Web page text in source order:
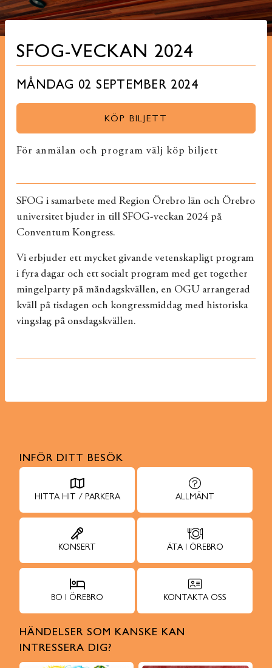
SFOG-VECKAN 2024
MÅNDAG 02 SEPTEMBER 2024
KÖP BILJETT
För anmälan och program välj köp biljett
SFOG i samarbete med Region Örebro län och Örebro
universitet bjuder in till SFOG-veckan 2024 på
Conventum Kongress.
Vi erbjuder ett mycket givande vetenskapligt program
i fyra dagar och ett socialt program med get together
mingelparty på måndagskvällen, en OGU arrangerad
kväll på tisdagen och kongressmiddag med historiska
vingslag på onsdagskvällen.
INFÖR DITT BESÖK
HITTA HIT / PARKERA ALLMÄNT
KONSERT ÄTA I ÖREBRO
BO I ÖREBRO KONTAKTA OSS
HÄNDELSER SOM KANSKE KAN
INTRESSERA DIG?